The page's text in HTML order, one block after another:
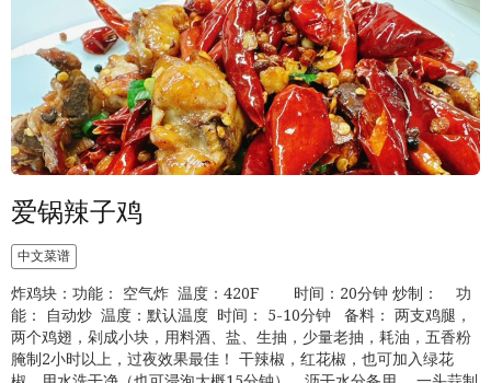
爱锅辣子鸡
中文菜谱
炸鸡块：功能： 空气炸 温度：420F 时间：20分钟 炒制： 功
能： 自动炒 温度：默认温度 时间： 5-10分钟 备料： 两支鸡腿，
两个鸡翅，剁成小块，用料酒、盐、生抽，少量老抽，耗油，五香粉
腌制2小时以上，过夜效果最佳！ 干辣椒，红花椒，也可加入绿花